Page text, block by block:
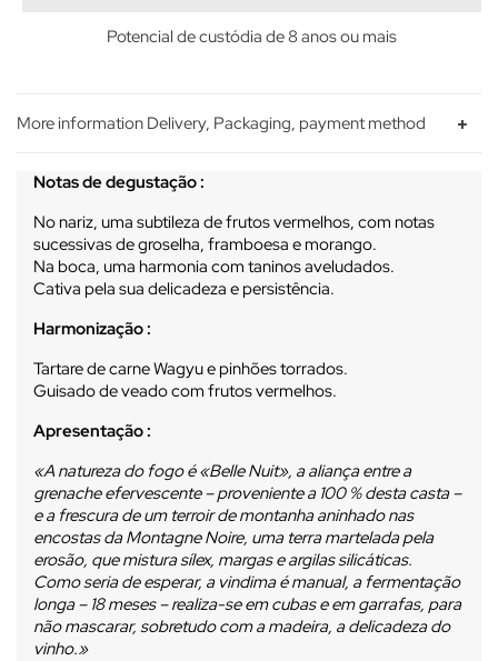
Potencial de custódia de 8 anos ou mais
More information Delivery, Packaging, payment method
Notas de degustação :
No nariz, uma subtileza de frutos vermelhos, com notas
sucessivas de groselha, framboesa e morango.
Na boca, uma harmonia com taninos aveludados.
Cativa pela sua delicadeza e persistência.
Harmonização :
Tartare de carne Wagyu e pinhões torrados.
Guisado de veado com frutos vermelhos.
Apresentação :
«A natureza do fogo é «Belle Nuit», a aliança entre a
grenache efervescente – proveniente a 100 % desta casta –
e a frescura de um terroir de montanha aninhado nas
encostas da Montagne Noire, uma terra martelada pela
erosão, que mistura sílex, margas e argilas silicáticas.
Como seria de esperar, a vindima é manual, a fermentação
longa – 18 meses – realiza-se em cubas e em garrafas, para
não mascarar, sobretudo com a madeira, a delicadeza do
vinho.»